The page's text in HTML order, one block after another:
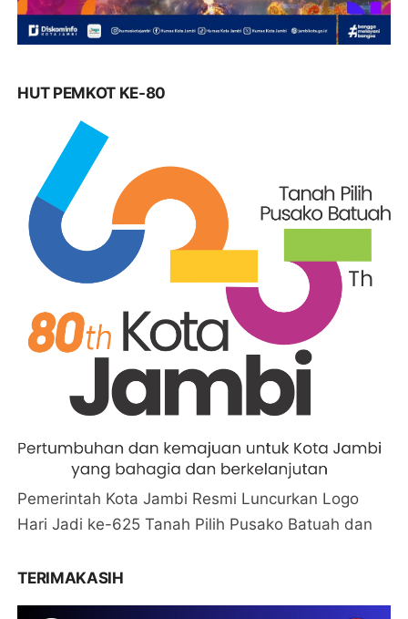
HUT PEMKOT KE-80
Pemerintah Kota Jambi Resmi Luncurkan Logo
Hari Jadi ke-625 Tanah Pilih Pusako Batuah dan
TERIMAKASIH